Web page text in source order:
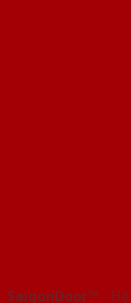
SaigonDoor™ -